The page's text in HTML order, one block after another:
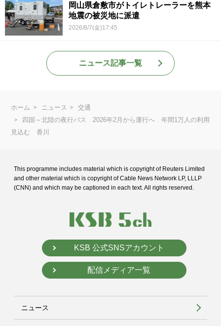
岡山県倉敷市がトイレトレーラーを熊本
地震の被災地に派遣
2026/8/7(金)17:45
ニュース記事一覧
ホーム ニュース
交通
四国～北陸の夜行バス 2026年2月から運行へ 年間1万人の利用
見込む 香川
This programme includes material which is copyright of Reuters Limited
and other material which is copyright of Cable News Network LP, LLLP
(CNN) and which may be captioned in each text. All rights reserved.
KSB 公式SNSアカウント
配信メディア一覧
ニュース